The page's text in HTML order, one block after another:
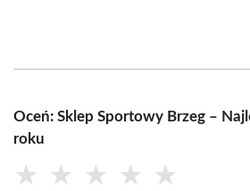
Oceń: Sklep Sportowy Brzeg –
roku
★ ★ ★ ★ ★